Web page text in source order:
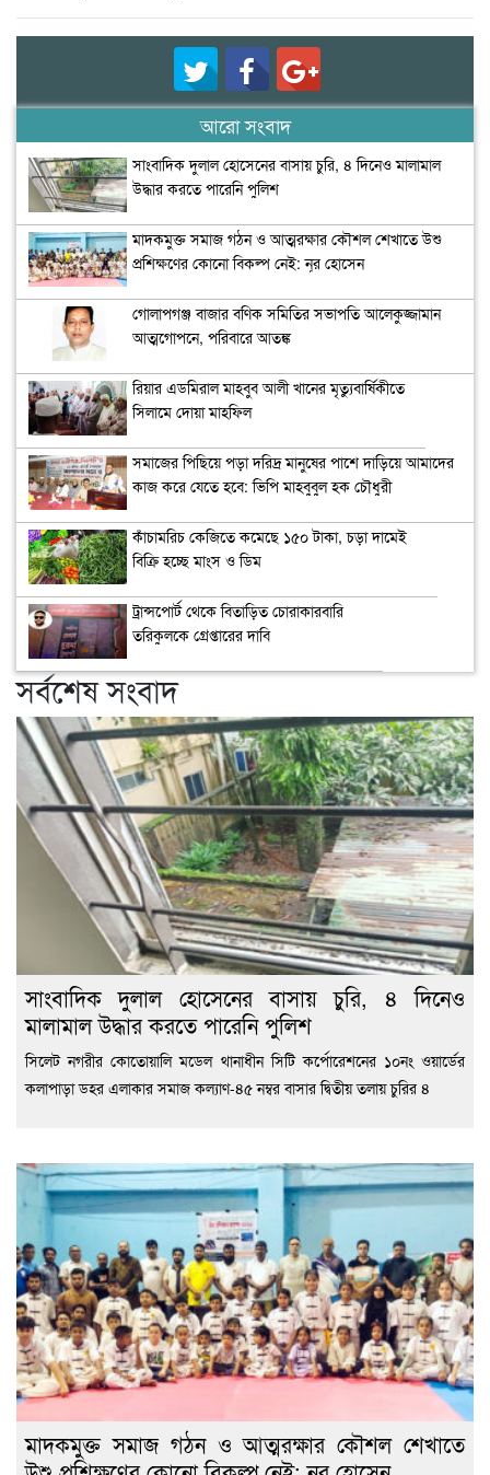
আরো সংবাদ
সাংবাদিক দুলাল হোসেনের বাসায় চুরি, ৪ দিনেও মালামাল
উদ্ধার করতে পারেনি পুলিশ
মাদকমুক্ত সমাজ গঠন ও আত্মরক্ষার কৌশল শেখাতে উশু
প্রশিক্ষণের কোনো বিকল্প নেই: নূর হোসেন
গোলাপগঞ্জ বাজার বণিক সমিতির সভাপতি আলেকুজ্জামান
আত্মগোপনে, পরিবারে আতঙ্ক
রিয়ার এডমিরাল মাহবুব আলী খানের মৃত্যুবার্ষিকীতে
সিলামে দোয়া মাহফিল
সমাজের পিছিয়ে পড়া দরিদ্র মানুষের পাশে দাড়িয়ে আমাদের
কাজ করে যেতে হবে: ভিপি মাহবুবুল হক চৌধুরী
কাঁচামরিচ কেজিতে কমেছে ১৫০ টাকা, চড়া দামেই
বিক্রি হচ্ছে মাংস ও ডিম
ট্রান্সপোর্ট থেকে বিতাড়িত চোরাকারবারি
তরিকুলকে গ্রেপ্তারের দাবি
সর্বশেষ সংবাদ
সাংবাদিক দুলাল হোসেনের বাসায় চুরি, ৪ দিনেও
মালামাল উদ্ধার করতে পারেনি পুলিশ
সিলেট নগরীর কোতোয়ালি মডেল থানাধীন সিটি কর্পোরেশনের ১০নং ওয়ার্ডের
কলাপাড়া ডহর এলাকার সমাজ কল্যাণ-৪৫ নম্বর বাসার দ্বিতীয় তলায় চুরির ৪
মাদকমুক্ত সমাজ গঠন ও আত্মরক্ষার কৌশল শেখাতে